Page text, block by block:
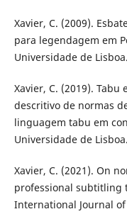
Xavier, C. (2009).
para legendagem em
Universidade de Lisboa.
Xavier, C. (2019).
descritivo de normas
linguagem tabu em
Universidade de Lisboa.
Xavier, C. (2021). On
professional subtitling
International Journal